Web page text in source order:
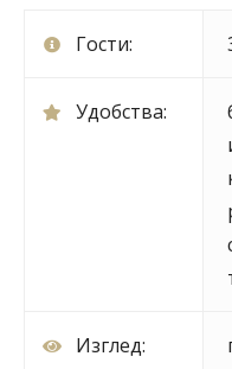
Гости:
Удобства:
Изглед: